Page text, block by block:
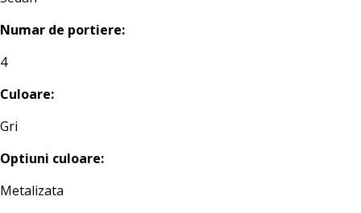
Numar de portiere:
4
Culoare:
Gri
Optiuni culoare:
Metalizata